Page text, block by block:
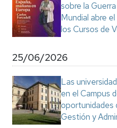
sobre la
Mundial abre
los Cursos de
25/06/2026
Las
en el Campus
oportunidades
Gestión y